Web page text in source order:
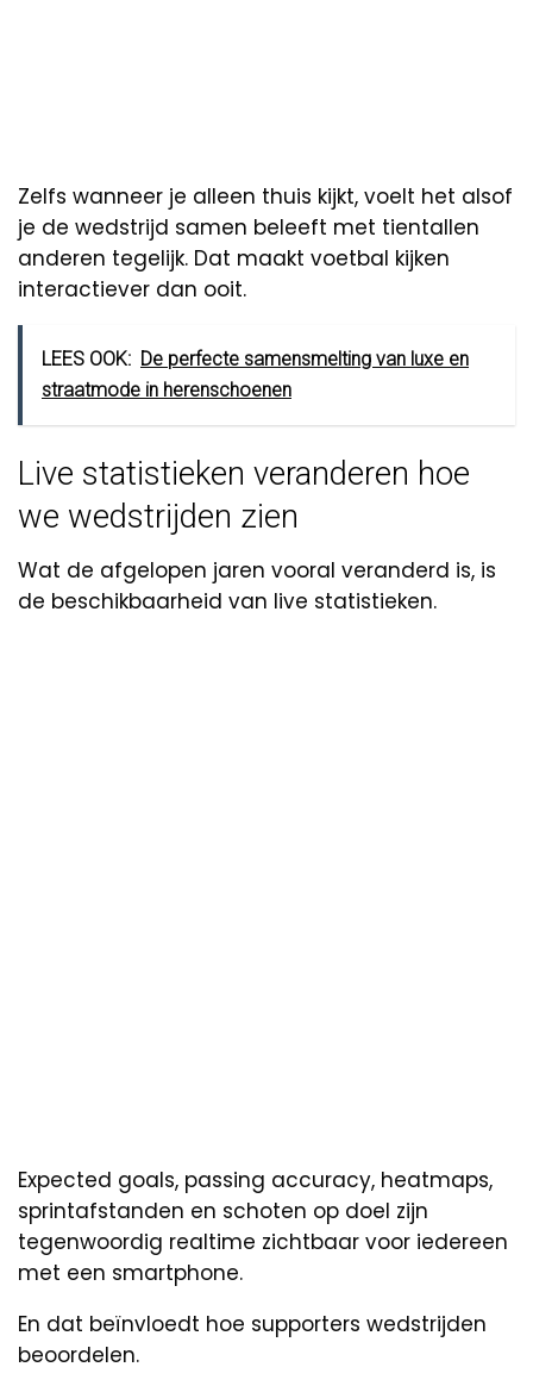
Zelfs wanneer je alleen thuis kijkt, voelt het alsof
je de wedstrijd samen beleeft met tientallen
anderen tegelijk. Dat maakt voetbal kijken
interactiever dan ooit.
LEES OOK: De perfecte samensmelting van luxe en
straatmode in herenschoenen
Live statistieken veranderen hoe
we wedstrijden zien
Wat de afgelopen jaren vooral veranderd is, is
de beschikbaarheid van live statistieken.
Expected goals, passing accuracy, heatmaps,
sprintafstanden en schoten op doel zijn
tegenwoordig realtime zichtbaar voor iedereen
met een smartphone.
En dat beïnvloedt hoe supporters wedstrijden
beoordelen.